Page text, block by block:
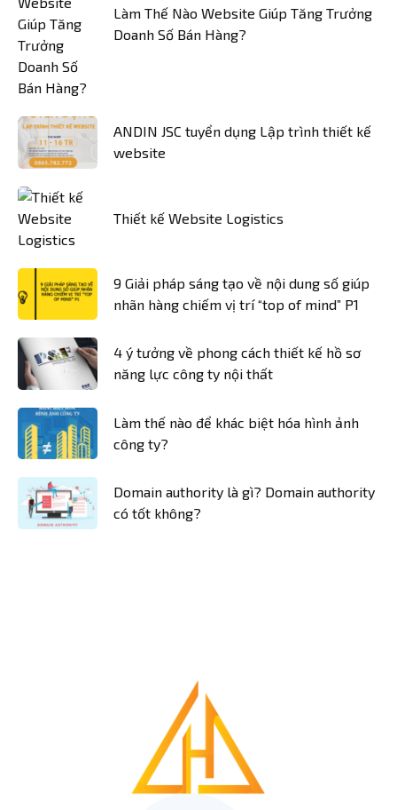
Làm Thế Nào Website Giúp Tăng Trưởng
Doanh Số Bán Hàng?
ANDIN JSC tuyển dụng Lập trình thiết kế
website
Thiết kế Website Logistics
9 Giải pháp sáng tạo về nội dung số giúp
nhãn hàng chiếm vị trí “top of mind” P1
4 ý tưởng về phong cách thiết kế hồ sơ
năng lực công ty nội thất
Làm thế nào để khác biệt hóa hình ảnh
công ty?
Domain authority là gì? Domain authority
có tốt không?